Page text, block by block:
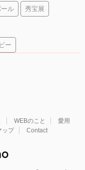
ル 秀宝展
ー
WEBのこと
愛用
ップ Contact